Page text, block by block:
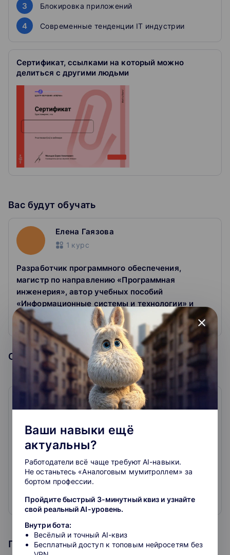
Смотрите запись лекции
Лекции читают лучшие эксперты, отобранные
лично главредом «Клерка»
Большинство авторов прилагают к вебинарам
полезные презентации.
Оставляйте вопросы в комментариях
Мы передадим их эксперту, чтобы он ответил.
Получаете сертификат
Покажите работодателю, что подтянулись в теме.
3 Блокировка приложений
4 Современные тенденции IT индустрии
Сертификат, ссылками на который можно
делиться с другими людьми
Вас будут обучать
Елена Гаязова
1 курс
Разработчик программного обеспечения,
магистр по направлению «Программная
инженерия», автор учебных пособий
«Информационные системы и технологии» и
«Разработка интернет-приложений»
Образовательная организация
Центр обучения Клерк
Онлайн-курсы для бухгалтеров, официальное
повышение квалификации, вебинары, практикумы с
лучшими лекторами страны.
Только нужные темы: налоги, проверки, бухучёт,
Официальные удостоверения, курсы и мастер-
классы с лучшими лекторами страны и
профпереподготовка для бухгалтера и
предпринимателя
Развернуть
Программа курса
close
Ваши навыки ещё
актуальны?
Работодатели всё чаще требуют AI-навыки.
Не останьтесь «Аналоговым мумитроллем» за
бортом профессии.
Пройдите быстрый 3-минутный квиз и узнайте
свой реальный AI-уровень.
Внутри бота:
Весёлый и точный AI-квиз
Бесплатный доступ к топовым нейросетям без